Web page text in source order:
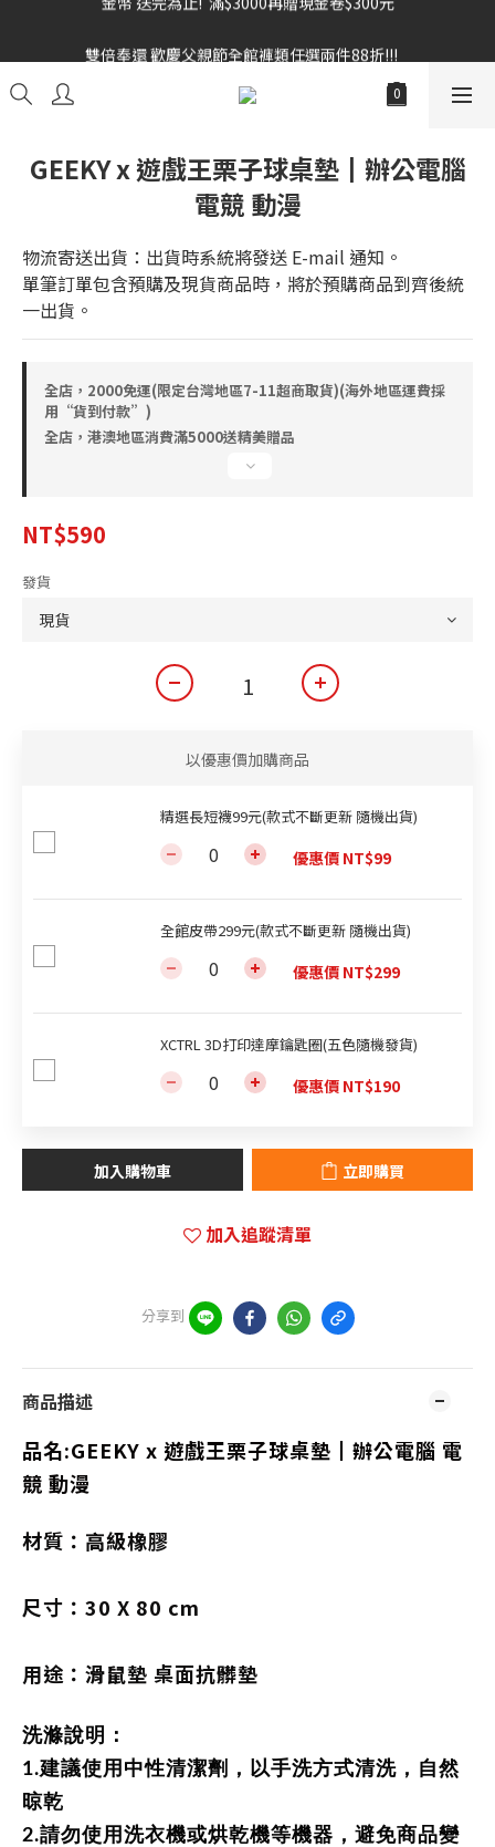
GEEKY x 遊戲王栗子球桌墊┃辦公電腦
電競 動漫
物流寄送出貨：出貨時系統將發送 E-mail 通知。
單筆訂單包含預購及現貨商品時，將於預購商品到齊後統
一出貨。
全店，2000免運(限定台灣地區7-11超商取貨)(海外地區運費採
用“貨到付款”)
全店，港澳地區消費滿5000送精美贈品
NT$590
發貨
以優惠價加購商品
精選長短襪99元(款式不斷更新 隨機出貨)
優惠價 NT$99
全館皮帶299元(款式不斷更新 隨機出貨)
優惠價 NT$299
XCTRL 3D打印達摩鑰匙圈(五色隨機發貨)
優惠價 NT$190
加入購物車 立即購買
加入追蹤清單
分享到
商品描述
品名:GEEKY x 遊戲王栗子球桌墊┃辦公電腦 電
競 動漫
材質：高級橡膠
尺寸：30 X 80 cm
用途：滑鼠墊 桌面抗髒墊
洗滌說明：
1.建議使用中性清潔劑，以手洗方式清洗，自然
晾乾
2.請勿使用洗衣機或烘乾機等機器，避免商品變